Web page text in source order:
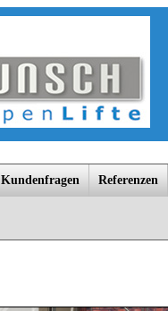
Kundenfragen Referenzen